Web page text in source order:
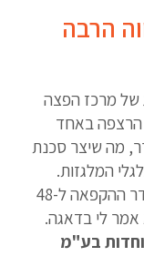
הרבה
של מרכז הפצה
הרצפה באחד
מה שיצר סכנת
המלגזות.
הבעלים היה אובד עצות: "השבתה של חדר ההקפאה ל-48
לי בדאגה.
בע"מ